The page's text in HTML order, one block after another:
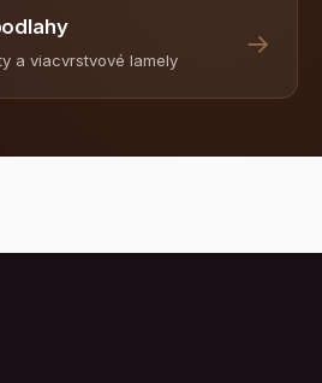
a viacvrstvové lamely
→